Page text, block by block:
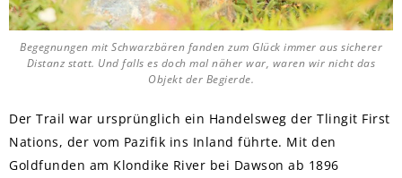
Begegnungen mit Schwarzbären fanden zum Glück immer aus sicherer
Distanz statt. Und falls es doch mal näher war, waren wir nicht das
Objekt der Begierde.
Der Trail war ursprünglich ein Handelsweg der Tlingit First
Nations, der vom Pazifik ins Inland führte. Mit den
Goldfunden am Klondike River bei Dawson ab 1896